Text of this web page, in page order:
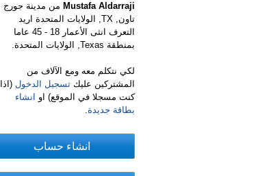
Mustafa Aldarraji من مدينة جورج
تاون, TX, الولايات المتحدة اريد
التعرف انثى الأعمار 18 - 45 عاما
بمنطقة Texas, الولايات المتحدة.
لكي نتكلم معه ومع الآلاف من
المشتركين عليك تسجيل الدخول (اذا
كنت مسجلا في الموقع) او
انشاء
بطاقة جديدة.